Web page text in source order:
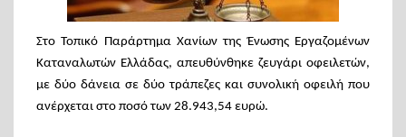
Στο Τοπικό Παράρτημα Χανίων της Ένωσης Εργαζομένων
Καταναλωτών Ελλάδας, απευθύνθηκε ζευγάρι οφειλετών,
με δύο δάνεια σε δύο τράπεζες και συνολική οφειλή που
ανέρχεται στο ποσό των 28.943,54 ευρώ.